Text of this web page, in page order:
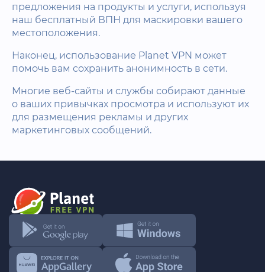
предложения на продукты и услуги, используя
наш бесплатный ВПН для маскировки вашего
местоположения.
Наконец, использование Planet VPN может
помочь вам сохранить анонимность в сети.
Многие веб-сайты и службы собирают данные
о ваших привычках просмотра и используют их
для размещения рекламы и других
маркетинговых сообщений.